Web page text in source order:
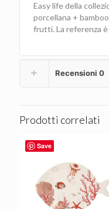
Easy life della
porcellana +
frutti. La referenza
Recensioni 0
Prodotti correlati
Save